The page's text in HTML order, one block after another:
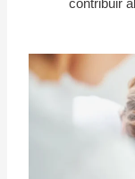
contribuir